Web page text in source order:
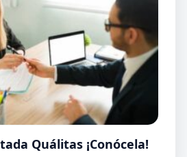
Quálitas ¡Conócela!